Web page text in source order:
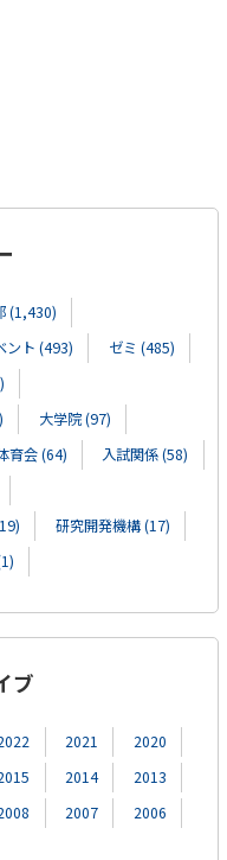
(1,430)
ント (493)
ゼミ (485)
大学院 (97)
育会 (64)
入試関係 (58)
研究開発機構 (17)
ブ
2021
2020
2014
2013
2007
2006